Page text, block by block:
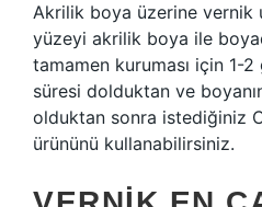
Akrilik boya üzerine vernik
yüzeyi akrilik boya ile
tamamen kuruması için 1-
süresi dolduktan ve
olduktan sonra istediğiniz
ürününü kullanabilirsiniz.